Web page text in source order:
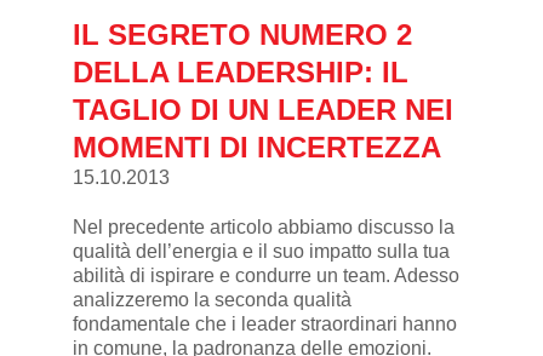
IL SEGRETO NUMERO 2
DELLA LEADERSHIP: IL
TAGLIO DI UN LEADER NEI
MOMENTI DI INCERTEZZA
15.10.2013
Nel precedente articoloabbiamo discusso la
qualità dell’energia e il suo impatto sulla tua
abilità di ispirare e condurre un team. Adesso
analizzeremo la seconda qualità
fondamentale che i leader straordinari hanno
in comune, la padronanza delle emozioni.